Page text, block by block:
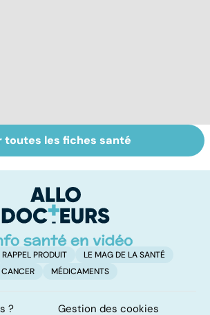
Intestin irritable :
le régime
solution ?
toutes les fiches santé
RAPPEL PRODUIT
LE MAG DE LA SANTÉ
CANCER
MÉDICAMENTS
? Gestion des cookies